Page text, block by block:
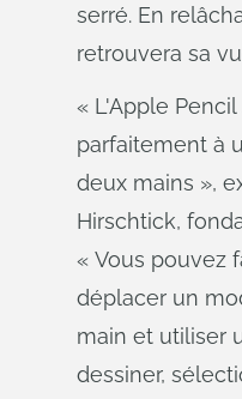
serré. En
retrouvera sa
« L'Apple
parfaitement à
deux mains »,
Hirschtick,
« Vous pouvez
déplacer un
main et utiliser
dessiner,